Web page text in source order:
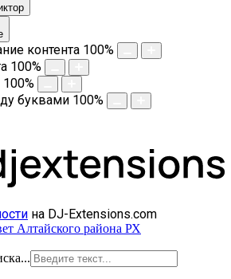
контента 100%
100%
100%
буквами 100%
на DJ-Extensions.com
Алтайского района РХ